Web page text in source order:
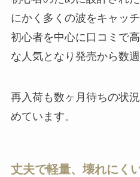
にかく多くの波をキャッ
初心者を中心に口コミで
な人気となり発売から数週
再入荷も数ヶ月待ちの状
めています。
丈夫で軽量、壊れにく